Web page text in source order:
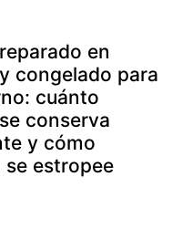
en
congelado para
cuánto
conserva
y cómo
estropee